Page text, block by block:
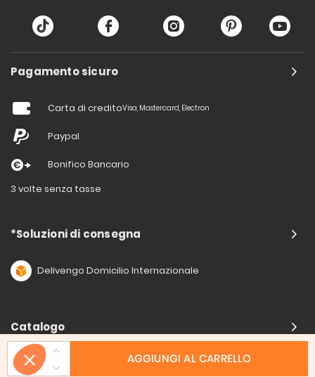
AGGIUNGI AL CARRELLO
Pagamento sicuro
Carta di creditoVisa, Mastercard, Electron
Paypal
Bonifico Bancario
3 volte senza tasse
*Soluzioni di consegna
Delivengo Domicilio Internazionale
Catalogo